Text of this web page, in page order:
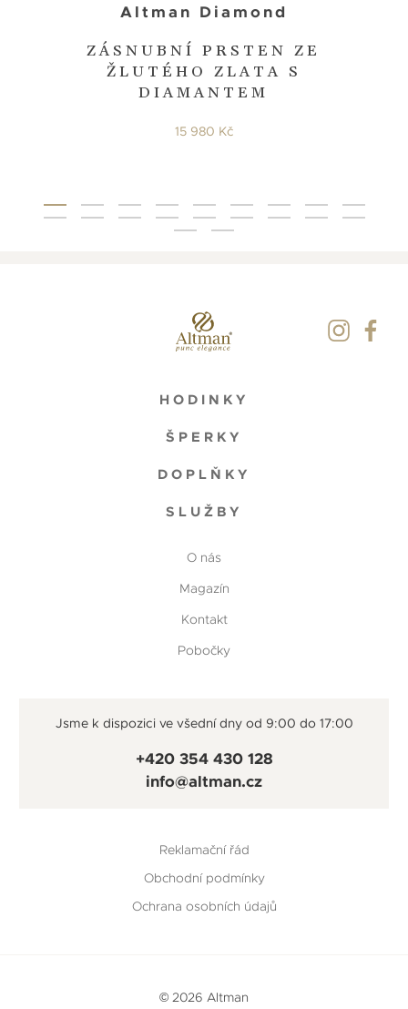
ZÁSNUBNÍ PRSTEN ZE
ŽLUTÉHO ZLATA S
DIAMANTEM
Altman Diamond
15 980 Kč
HODINKY
ŠPERKY
DOPLŇKY
SLUŽBY
O nás
Magazín
Kontakt
Pobočky
Jsme k dispozici ve všední dny od 9:00 do 17:00
+420 354 430 128
info@altman.cz
Reklamační řád
Obchodní podmínky
Ochrana osobních údajů
© 2026 Altman